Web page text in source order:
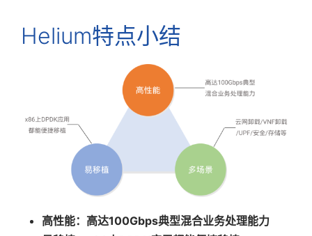
Helium特点小结
高性能：高达100Gbps典型混合业务处理能力